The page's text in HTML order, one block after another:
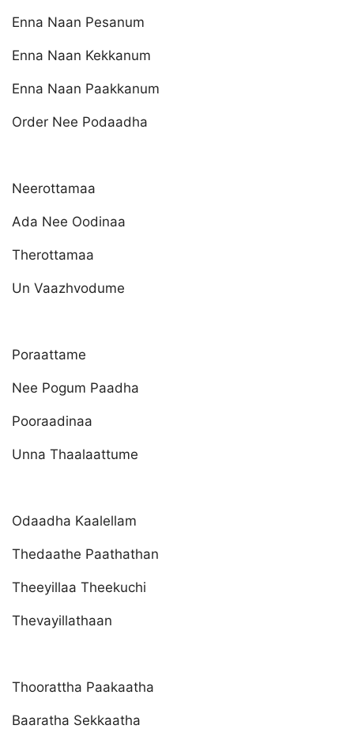
Enna Naan Pesanum
Enna Naan Kekkanum
Enna Naan Paakkanum
Order Nee Podaadha
Neerottamaa
Ada Nee Oodinaa
Therottamaa
Un Vaazhvodume
Poraattame
Nee Pogum Paadha
Pooraadinaa
Unna Thaalaattume
Odaadha Kaalellam
Thedaathe Paathathan
Theeyillaa Theekuchi
Thevayillathaan
Thoorattha Paakaatha
Baaratha Sekkaatha